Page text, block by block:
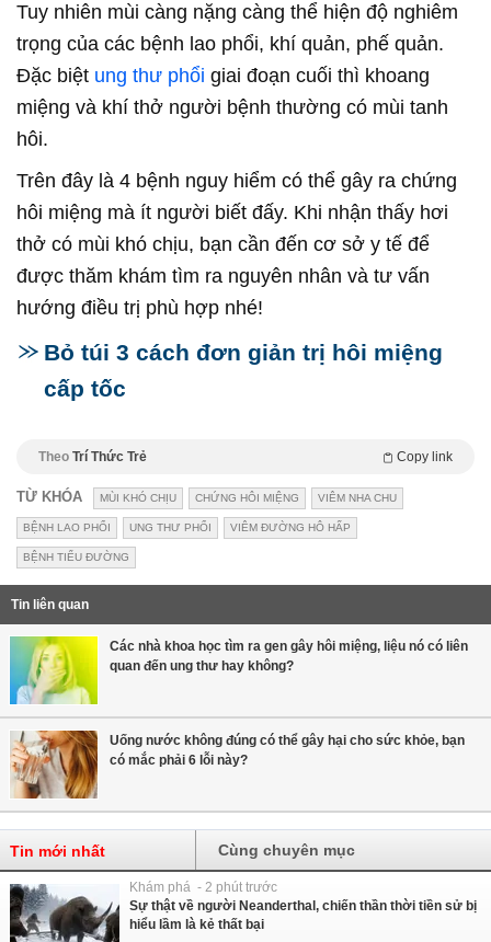
Tuy nhiên mùi càng nặng càng thể hiện độ nghiêm
trọng của các bệnh lao phổi, khí quản, phế quản.
Đặc biệt ung thư phổi giai đoạn cuối thì khoang
miệng và khí thở người bệnh thường có mùi tanh
hôi.
Trên đây là 4 bệnh nguy hiểm có thể gây ra chứng
hôi miệng mà ít người biết đấy. Khi nhận thấy hơi
thở có mùi khó chịu, bạn cần đến cơ sở y tế để
được thăm khám tìm ra nguyên nhân và tư vấn
hướng điều trị phù hợp nhé!
Bỏ túi 3 cách đơn giản trị hôi miệng
cấp tốc
Theo Trí Thức Trẻ Copy link
TỪ KHÓA MÙI KHÓ CHỊU CHỨNG HÔI MIỆNG VIÊM NHA CHU
BỆNH LAO PHỔI UNG THƯ PHỔI VIÊM ĐƯỜNG HÔ HẤP
BỆNH TIỂU ĐƯỜNG
Tin liên quan
Các nhà khoa học tìm ra gen gây hôi miệng, liệu nó có liên
quan đến ung thư hay không?
Uống nước không đúng có thể gây hại cho sức khỏe, bạn
có mắc phải 6 lỗi này?
Tin mới nhất Cùng chuyên mục
Khám phá - 2 phút trước
Sự thật về người Neanderthal, chiến thần thời tiền sử bị
hiểu lầm là kẻ thất bại